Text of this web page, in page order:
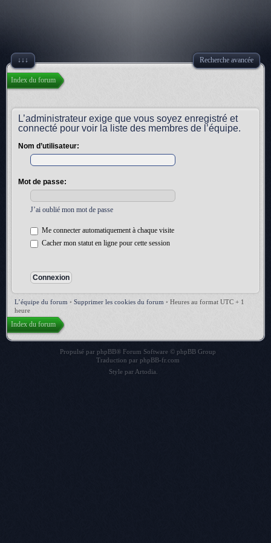
↓↓↓ Recherche avancée
Index du forum
L’administrateur exige que vous soyez enregistré et
connecté pour voir la liste des membres de l’équipe.
Nom d’utilisateur:
Mot de passe:
J’ai oublié mon mot de passe
Me connecter automatiquement à chaque visite
Cacher mon statut en ligne pour cette session
L’équipe du forum • Supprimer les cookies du forum • Heures au format UTC + 1
heure
Index du forum
Propulsé par phpBB® Forum Software © phpBB Group
Traduction par phpBB-fr.com
Style par Artodia